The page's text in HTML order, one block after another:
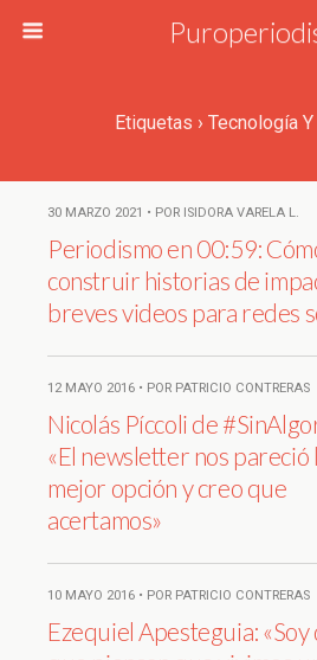
Etiquetas › Tecnología
30 MARZO 2021 • POR ISIDORA VARELA L.
Periodismo en 00:59:
construir historias de
breves videos para redes
12 MAYO 2016 • POR PATRICIO CONTRERAS
Nicolás Píccoli de
«El newsletter nos pareció
mejor opción y creo que
acertamos»
10 MAYO 2016 • POR PATRICIO CONTRERAS
Ezequiel Apesteguia: «Soy